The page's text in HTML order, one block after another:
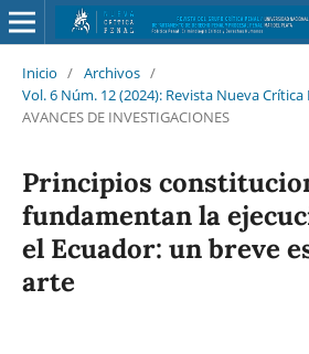
Inicio / Archivos /
Vol. 6 Núm. 12 (2024): Revista Nueva Crí­tica
AVANCES DE INVESTIGACIONES
Principios
fundamentan la
el Ecuador: un breve
arte